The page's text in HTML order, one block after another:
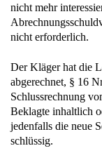
nicht mehr
nicht erforderlich.
Der Kläger hat die
abgerechnet, § 16
Schlussrechnung
Beklagte inhaltlich
jedenfalls die neue
schlüssig.